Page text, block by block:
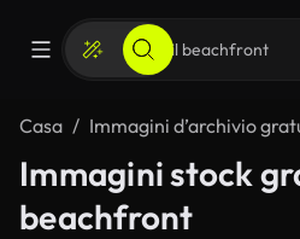
Casa Immagini d’archivio
Immagini stock
beachfront